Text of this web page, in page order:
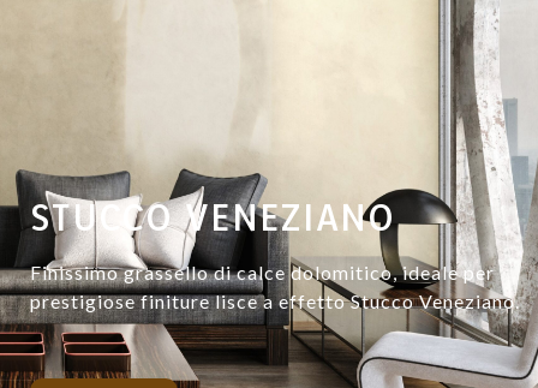
STUCCO VENEZIANO
Finissimo grassello di calce dolomitico, ideale per
prestigiose finiture lisce a effetto Stucco Veneziano.